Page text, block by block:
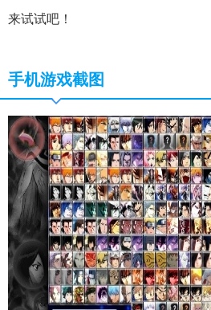
来试试吧！
手机游戏截图